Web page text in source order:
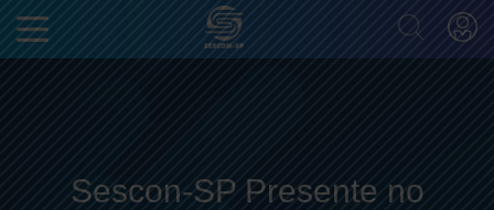
Sescon-SP Presente no